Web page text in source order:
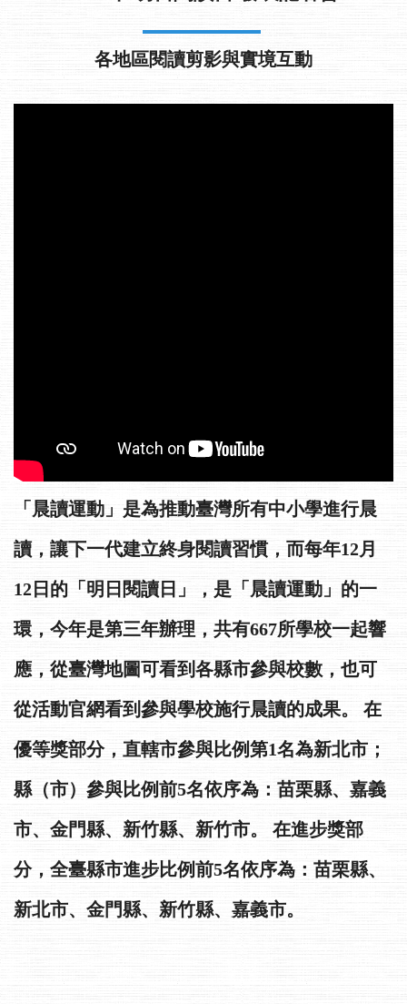
各地區閱讀剪影與實境互動
「晨讀運動」是為推動臺灣所有中小學進行晨
讀，讓下一代建立終身閱讀習慣，而每年12月
12日的「明日閱讀日」，是「晨讀運動」的一
環，今年是第三年辦理，共有667所學校一起響
應，從臺灣地圖可看到各縣市參與校數，也可
從活動官網看到參與學校施行晨讀的成果。 在
優等獎部分，直轄市參與比例第1名為新北市；
縣（市）參與比例前5名依序為：苗栗縣、嘉義
市、金門縣、新竹縣、新竹市。 在進步獎部
分，全臺縣市進步比例前5名依序為：苗栗縣、
新北市、金門縣、新竹縣、嘉義市。